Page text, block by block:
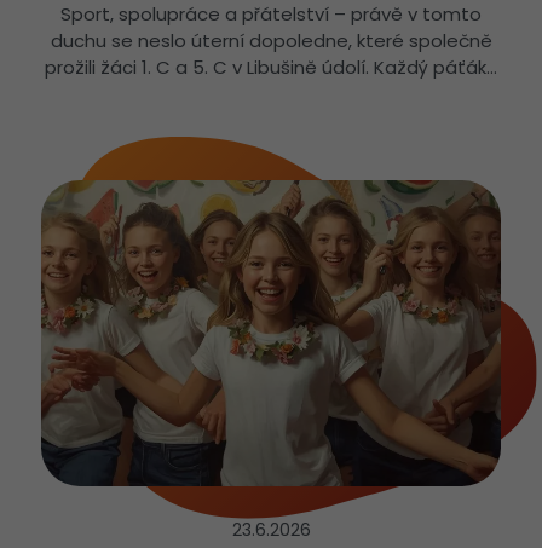
Sport, spolupráce a přátelství – právě v tomto
duchu se neslo úterní dopoledne, které společně
prožili žáci 1. C a 5. C v Libušině údolí. Každý páťák…
23.6.2026